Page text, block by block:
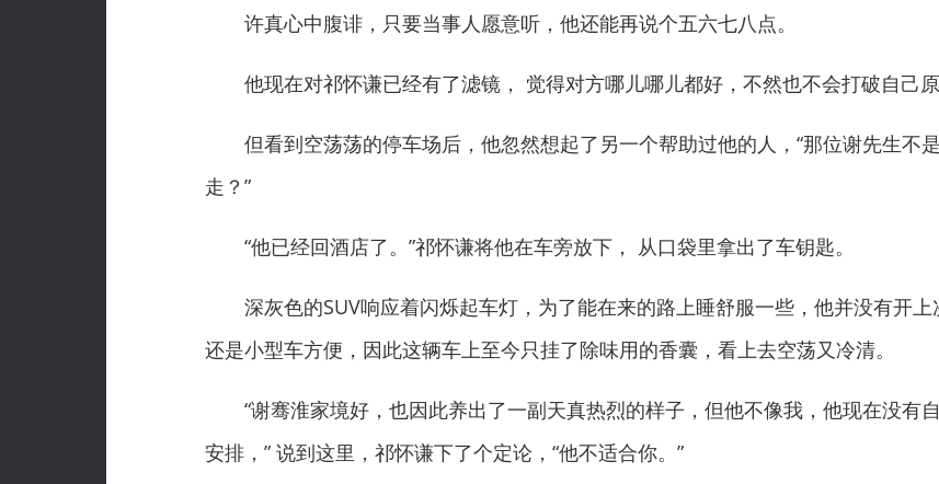
许真心中腹诽，只要当事人愿意听，他还能再说个五六七八点。
他现在对祁怀谦已经有了滤镜， 觉得对方哪儿哪儿都好，不然也不会打破自己原
但看到空荡荡的停车场后，他忽然想起了另一个帮助过他的人，“那位谢先生不
走？”
“他已经回酒店了。”祁怀谦将他在车旁放下， 从口袋里拿出了车钥匙。
深灰色的SUV响应着闪烁起车灯，为了能在来的路上睡舒服一些，他并没有开上
还是小型车方便，因此这辆车上至今只挂了除味用的香囊，看上去空荡又冷清。
“谢骞淮家境好，也因此养出了一副天真热烈的样子，但他不像我，他现在没有
安排，” 说到这里，祁怀谦下了个定论，“他不适合你。”